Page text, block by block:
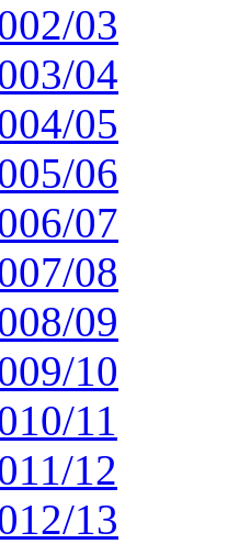
03
04
05
06
07
08
09
10
11
12
13